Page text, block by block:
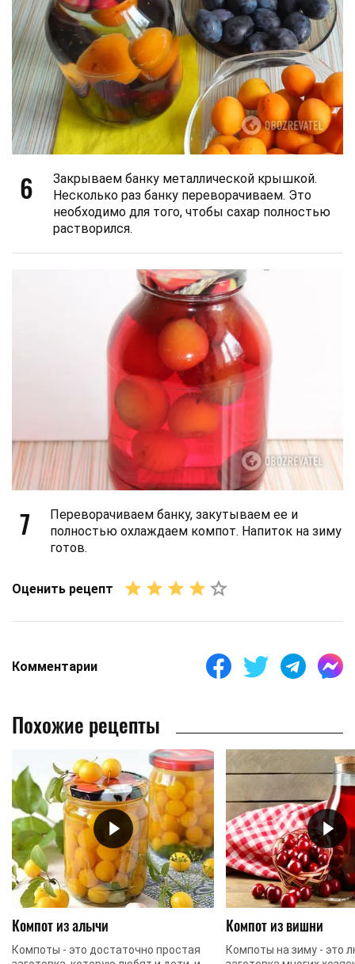
6
Закрываем банку металлической крышкой.
Несколько раз банку переворачиваем. Это
необходимо для того, чтобы сахар полностью
растворился.
7
Переворачиваем банку, закутываем ее и
полностью охлаждаем компот. Напиток на зиму
готов.
Оценить рецепт
Комментарии
Похожие рецепты
Компот из алычи
Компоты - это достаточно простая
Компот из вишни
Компоты на зиму - это